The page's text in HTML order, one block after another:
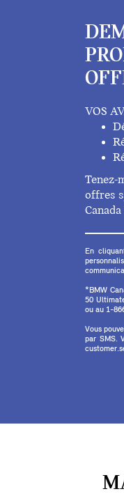
VOS
Tenez-
offres
En
*BMW
50
ou au 1-
Vous
par SMS.